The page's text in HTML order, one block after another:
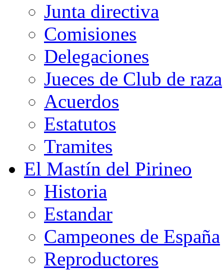
Junta directiva
Comisiones
Delegaciones
Jueces de Club de raza
Acuerdos
Estatutos
Tramites
El Mastín del Pirineo
Historia
Estandar
Campeones de España
Reproductores